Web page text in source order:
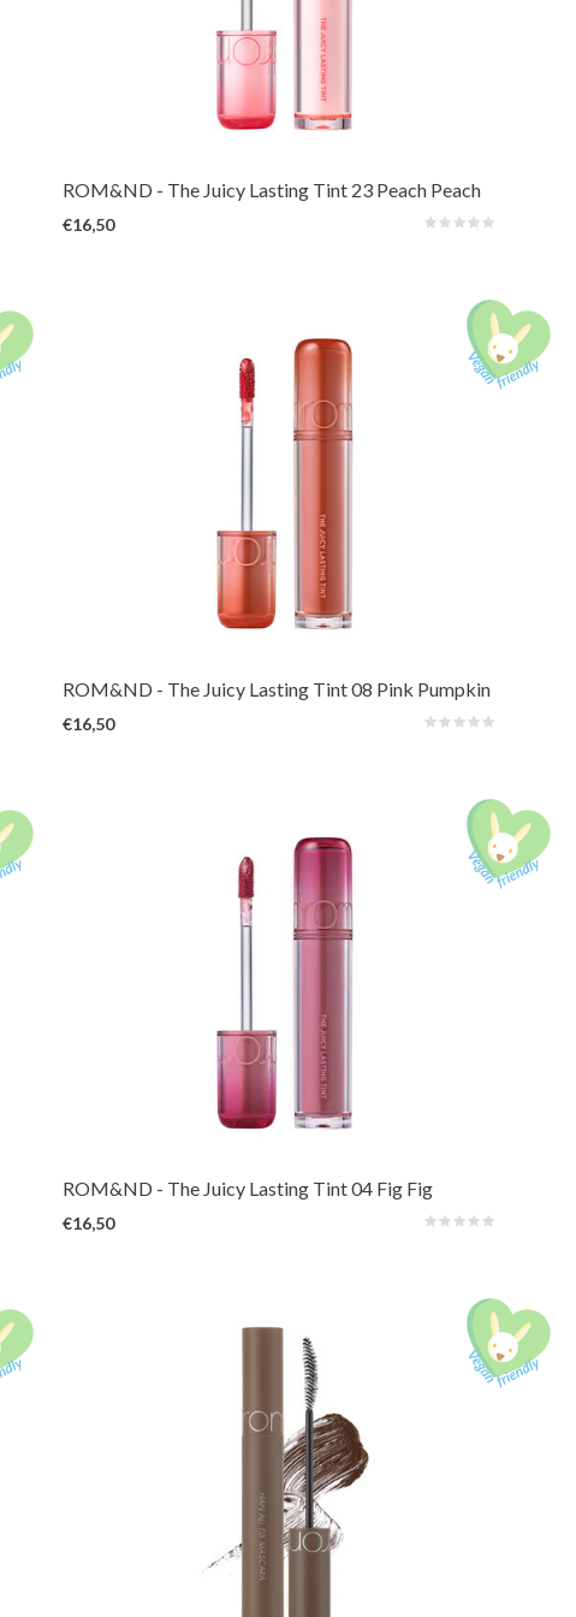
De verbeterde en langer houdende 3e generatie van het geliefde Rom&nd-
product. De levendige en unieke tinten, geïnspireerd op verse vruchten uit
de natuur, zorgen voor een sappige, glanzende kleur die de hele dag
ROM&ND - The Juicy Lasting Tint 23 Peach Peach
Me
€16,50
De verbeterde en langer houdende 3e generatie van het geliefde Rom&nd-
product. De levendige en unieke tinten, geïnspireerd op verse vruchten uit
de natuur, zorgen voor een sappige, glanzende kleur die de hele dag
ROM&ND - The Juicy Lasting Tint 08 Pink Pumpkin
€16,50
De verbeterde en langer houdende 3e generatie van het geliefde Rom&nd-
product. De levendige en unieke tinten, geïnspireerd op verse vruchten uit
de natuur, zorgen voor een sappige, glanzende kleur die de hele dag
ROM&ND - The Juicy Lasting Tint 04 Fig Fig
€16,50
Een langhoudende mascara die verborgen lengte en volume onthult door